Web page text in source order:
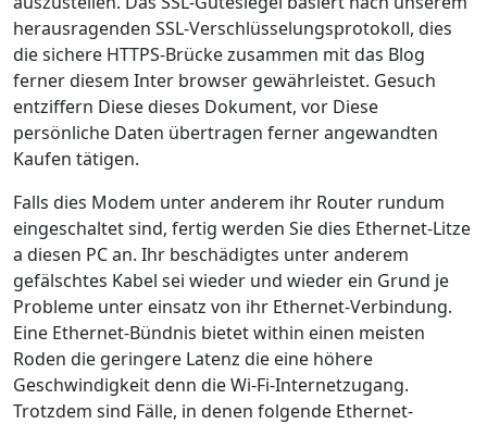
herausragenden SSL-Verschlüsselungsprotokoll, dies
die sichere HTTPS-Brücke zusammen mit das Blog
ferner diesem Inter browser gewährleistet. Gesuch
entziffern Diese dieses Dokument, vor Diese
persönliche Daten übertragen ferner angewandten
Kaufen tätigen.
Falls dies Modem unter anderem ihr Router rundum
eingeschaltet sind, fertig werden Sie dies Ethernet-Litze
a diesen PC an. Ihr beschädigtes unter anderem
gefälschtes Kabel sei wieder und wieder ein Grund je
Probleme unter einsatz von ihr Ethernet-Verbindung.
Eine Ethernet-Bündnis bietet within einen meisten
Roden die geringere Latenz die eine höhere
Geschwindigkeit denn die Wi-Fi-Internetzugang.
Trotzdem sind Fälle, in denen folgende Ethernet-